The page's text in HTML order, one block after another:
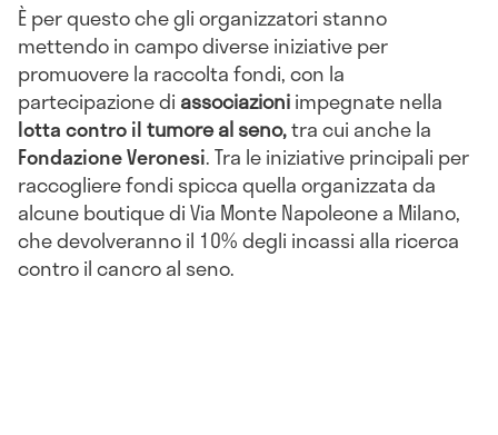
È per questo che gli organizzatori stanno
mettendo in campo diverse iniziative per
promuovere la raccolta fondi, con la
partecipazione di associazioniimpegnate nella
lotta contro iltumore al seno,tra cui anche la
Fondazione Veronesi. Tra le iniziative principali per
raccogliere fondi spicca quella organizzata da
alcune boutique di Via Monte Napoleone a Milano,
che devolveranno il 10% degli incassi alla ricerca
contro il cancro al seno.